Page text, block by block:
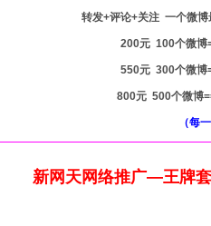
转发+评论+关注 一个微
200元 100个微博
550元 300个微博
800元 500个微博
（每
新网天网络推广—王牌